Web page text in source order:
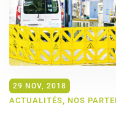
29 NOV, 2018
ACTUALITÉS NOS